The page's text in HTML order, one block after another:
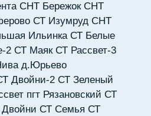
СНТ Бережок СНТ
СТ Изумруд СНТ
Ильинка СТ Белые
2 СТ Маяк СТ Рассвет-3
д.Юрьево
Двойни-2 СТ Зеленый
пгт Рязановский СТ
СТ Семья СТ